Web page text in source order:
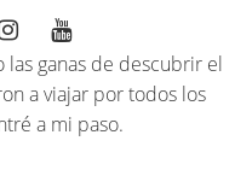
ganas de descubrir el
a viajar por todos los
a mi paso.